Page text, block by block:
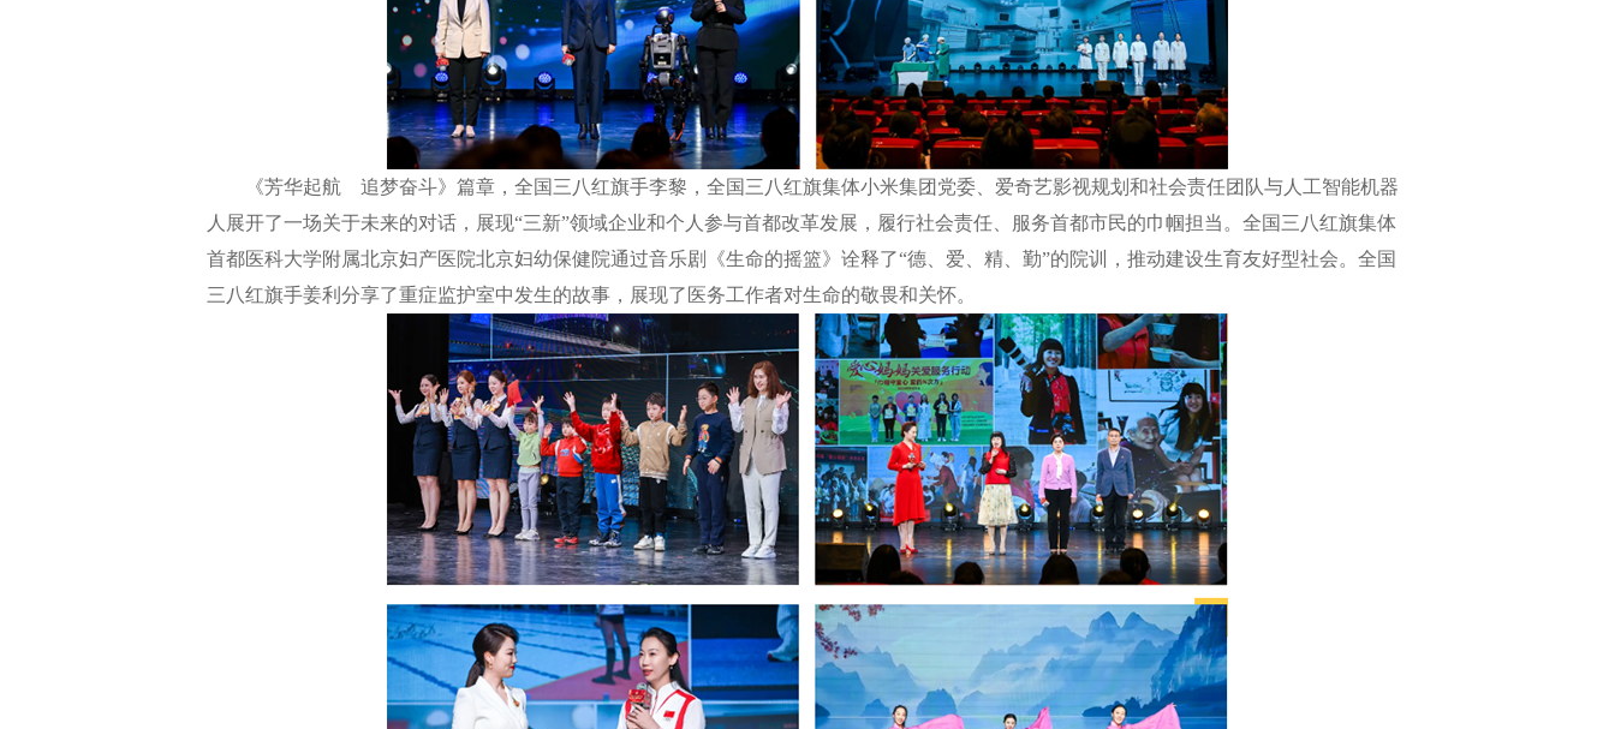
《芳华起航 追梦奋斗》篇章，全国三八红旗手李黎，全国三八红旗集体小米集团党委、爱奇艺影视规划和社会责任团队与人工智能机器
人展开了一场关于未来的对话，展现“三新”领域企业和个人参与首都改革发展，履行社会责任、服务首都市民的巾帼担当。全国三八红旗集体
首都医科大学附属北京妇产医院北京妇幼保健院通过音乐剧《生命的摇篮》诠释了“德、爱、精、勤”的院训，推动建设生育友好型社会。全国
三八红旗手姜利分享了重症监护室中发生的故事，展现了医务工作者对生命的敬畏和关怀。